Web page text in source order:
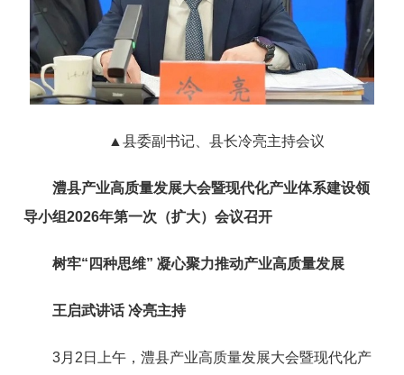
▲县委副书记、县长冷亮主持会议
澧县产业高质量发展大会暨现代化产业体系建设领
导小组2026年第一次（扩大）会议召开
树牢“四种思维” 凝心聚力推动产业高质量发展
王启武讲话 冷亮主持
3月2日上午，澧县产业高质量发展大会暨现代化产